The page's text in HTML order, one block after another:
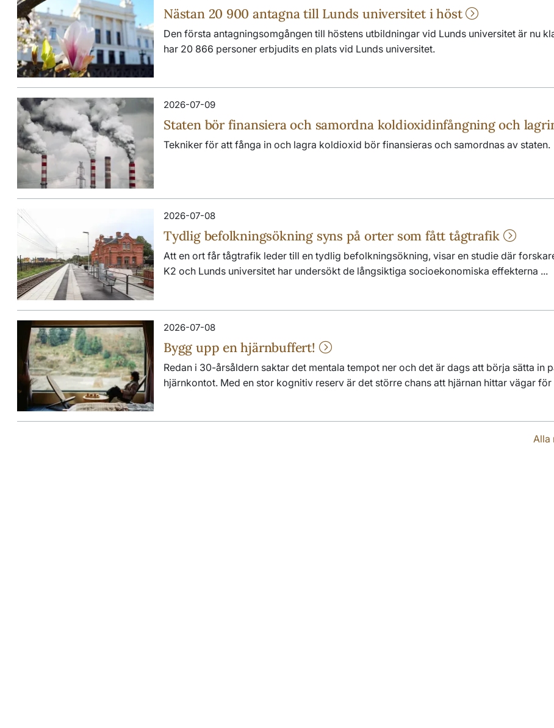
Nästan 20 900 antagna till Lunds universitet i höst
Den första antagningsomgången till höstens utbildningar vid Lunds universitet är nu
har 20 866 personer erbjudits en plats vid Lunds universitet.
2026-07-09
Staten bör finansiera och samordna koldioxidinfångning och
Tekniker för att fånga in och lagra koldioxid bör finansieras och samordnas av staten.
2026-07-08
Tydlig befolkningsökning syns på orter som fått tågtrafik
Att en ort får tågtrafik leder till en tydlig befolkningsökning, visar en studie där
K2 och Lunds universitet har undersökt de långsiktiga socioekonomiska effekterna ...
2026-07-08
Bygg upp en hjärnbuffert!
Redan i 30-årsåldern saktar det mentala tempot ner och det är dags att börja sätta in
hjärnkontot. Med en stor kognitiv reserv är det större chans att hjärnan hittar vägar för
Alla